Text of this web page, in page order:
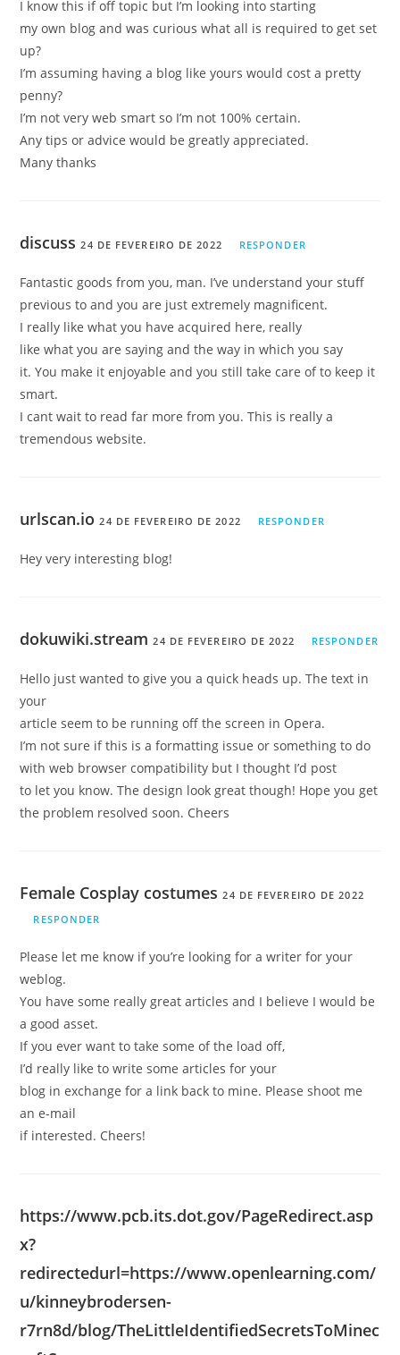
I know this if off topic but I’m looking into starting
my own blog and was curious what all is required to get set
up?
I’m assuming having a blog like yours would cost a pretty
penny?
I’m not very web smart so I’m not 100% certain.
Any tips or advice would be greatly appreciated.
Many thanks
discuss 24 DE FEVEREIRO DE 2022 RESPONDER
Fantastic goods from you, man. I’ve understand your stuff
previous to and you are just extremely magnificent.
I really like what you have acquired here, really
like what you are saying and the way in which you say
it. You make it enjoyable and you still take care of to keep it
smart.
I cant wait to read far more from you. This is really a
tremendous website.
urlscan.io 24 DE FEVEREIRO DE 2022 RESPONDER
Hey very interesting blog!
dokuwiki.stream 24 DE FEVEREIRO DE 2022 RESPONDER
Hello just wanted to give you a quick heads up. The text in
your
article seem to be running off the screen in Opera.
I’m not sure if this is a formatting issue or something to do
with web browser compatibility but I thought I’d post
to let you know. The design look great though! Hope you get
the problem resolved soon. Cheers
Female Cosplay costumes 24 DE FEVEREIRO DE 2022
RESPONDER
Please let me know if you’re looking for a writer for your
weblog.
You have some really great articles and I believe I would be
a good asset.
If you ever want to take some of the load off,
I’d really like to write some articles for your
blog in exchange for a link back to mine. Please shoot me
an e-mail
if interested. Cheers!
https://www.pcb.its.dot.gov/PageRedirect.asp
x?
redirectedurl=https://www.openlearning.com/
u/kinneybrodersen-
r7rn8d/blog/TheLittleIdentifiedSecretsToMinec